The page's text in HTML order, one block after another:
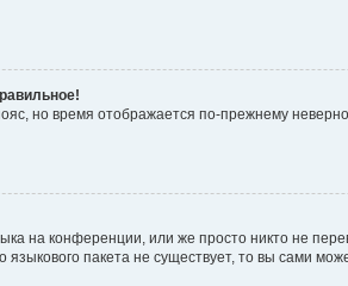
но время отображается по-прежнему
на конференции, или же просто никто не
языкового пакета не существует, то вы сами